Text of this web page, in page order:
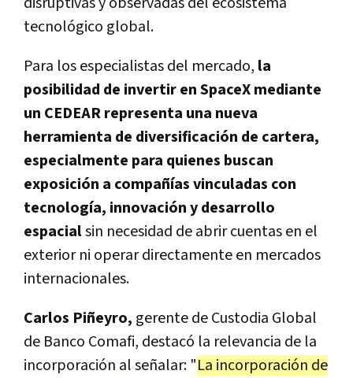
tecnológico global.
Para los especialistas del mercado, la
posibilidad de invertir en SpaceX mediante
un CEDEAR representa una nueva
herramienta de diversificación de cartera,
especialmente para quienes buscan
exposición a compañías vinculadas con
tecnología, innovación y desarrollo
espacialsin necesidad de abrir cuentas en el
exterior ni operar directamente en mercados
internacionales.
Carlos Piñeyro, gerente de Custodia Global
de Banco Comafi, destacó la relevancia de la
incorporación al señalar: "La incorporación de